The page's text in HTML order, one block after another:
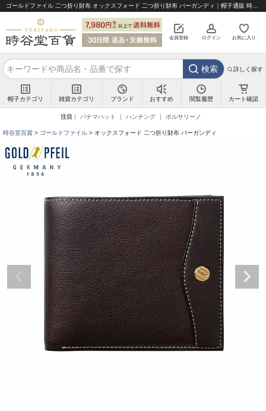
会員登録 ログイン お気に入り
検索 詳しく探す
帽子カテゴリ 雑貨カテゴリ ブランド おすすめ 閲覧履歴 カート確認
注目 パナマハット ハンチング ボルサリーノ
時谷堂百貨 ゴールドファイル オックスフォード 二つ折り財布 バーガンディ